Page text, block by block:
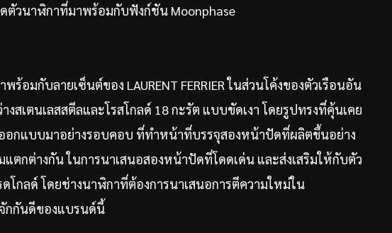
ตัวนาฬิกาที่มาพร้อมกับฟังก์ชัน Moonphase
ร้อมกับลายเซ็นต์ของ LAURENT FERRIER ในส่วนโค้งของตัวเรือนอัน
สเตนเลสสตีลและโรสโกลด์ 18 กะรัต แบบขัดเงา โดยรูปทรงที่คุ้นเคย
อกแบบมาอย่างรอบคอบ ที่ทำหน้าที่บรรจุสองหน้าปัดที่ผลิตขึ้นอย่าง
ตกต่างกัน ในการนาเสนอสองหน้าปัดที่โดดเด่น และส่งเสริมให้กับตัว
ดโกลด์ โดยช่างนาฬิกาที่ต้องการนาเสนอการตีความใหม่ใน
กกันดีของแบรนด์นี้